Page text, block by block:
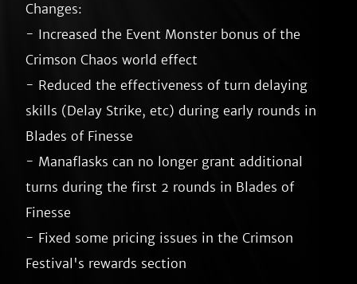
Changes:
- Increased the Event Monster bonus of the
Crimson Chaos world effect
- Reduced the effectiveness of turn delaying
skills (Delay Strike, etc) during early rounds in
Blades of Finesse
- Manaflasks can no longer grant additional
turns during the first 2 rounds in Blades of
Finesse
- Fixed some pricing issues in the Crimson